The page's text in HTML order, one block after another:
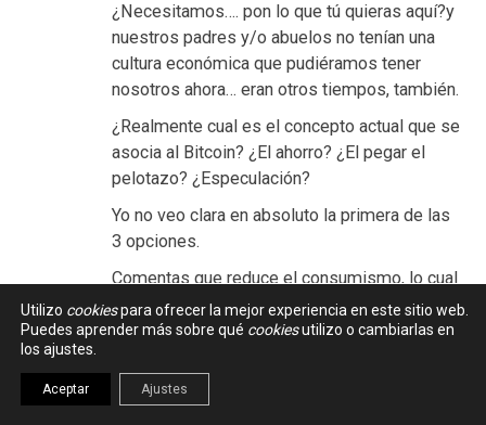
¿Necesitamos…. pon lo que tú quieras aquí?y
nuestros padres y/o abuelos no tenían una
cultura económica que pudiéramos tener
nosotros ahora… eran otros tiempos, también.
¿Realmente cual es el concepto actual que se
asocia al Bitcoin? ¿El ahorro? ¿El pegar el
pelotazo? ¿Especulación?
Yo no veo clara en absoluto la primera de las
3 opciones.
Comentas que reduce el consumismo, lo cual
es cierto, porque ciertamente una Bitcoin, no
es algo que puedas explicarle de forma
con él en Zara y porque el propio concepto no
está “correcto”.
Utilizo cookiespara ofrecer la mejor experiencia en este sitio web.
Puedes aprender más sobre qué cookiesutilizo o cambiarlas en
los ajustes.
Aceptar Ajustes